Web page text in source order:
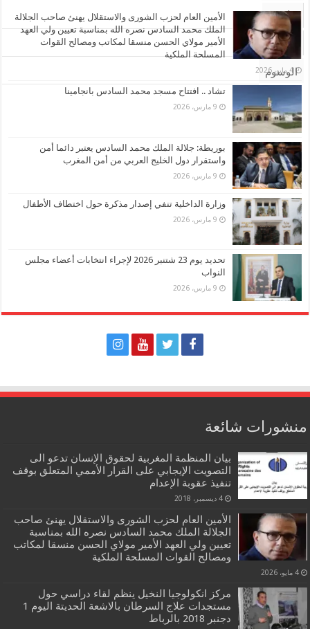
الأشهر
تعليقات
الوسوم
الأمين العام لحزب الشورى والاستقلال يهنئ صاحب الجلالة
الملك محمد السادس نصره الله بمناسبة تعيين ولي العهد
الأمير مولاي الحسن منسقا لمكاتب ومصالح القوات
المسلحة الملكية
4 مايو، 2026
تشاد .. افتتاح مسجد محمد السادس بانجامينا
9 مارس، 2026
بوريطة: جلالة الملك محمد السادس يعتبر دائما أمن
واستقرار دول الخليج العربي من أمن المغرب
9 مارس، 2026
وزارة الداخلية تنفي إصدار مذكرة حول اختطاف الأطفال
9 مارس، 2026
تحديد يوم 23 شتنبر 2026 لإجراء انتخابات أعضاء مجلس
النواب
9 مارس، 2026
منشورات شائعة
بيان المنظمة المغربية لحقوق الإنسان تدعو الى
التصويت الإيجابي على القرار الأممي المتعلق بوقف
تنفيذ عقوبة الإعدام
4 ديسمبر، 2018
الأمين العام لحزب الشورى والاستقلال يهنئ صاحب
الجلالة الملك محمد السادس نصره الله بمناسبة
تعيين ولي العهد الأمير مولاي الحسن منسقا لمكاتب
ومصالح القوات المسلحة الملكية
4 مايو، 2026
مركز انكولوجيا النخيل ينظم لقاء دراسي حول
مستجدات علاج السرطان بالاشعة الحديتة اليوم 1
دجنبر 2018 بالرباط